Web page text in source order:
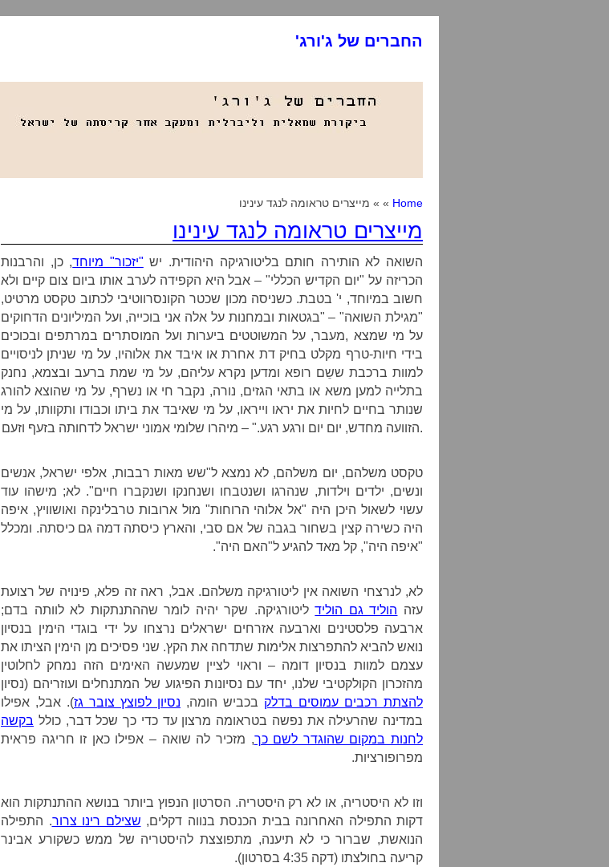
החברים של ג'ורג'
Home » » מייצרים טראומה לנגד עינינו
מייצרים טראומה לנגד עינינו
השואה לא הותירה חותם בליטורגיקה היהודית. יש "יזכור" מיוחד, כן, והרבנות
הכריזה על "יום הקדיש הכללי" – אבל היא הקפידה לערב אותו ביום צום קיים ולא
חשוב במיוחד, י' בטבת. כשניסה מכון שכטר הקונסרווטיבי לכתוב טקסט מרטיט,
"מגילת השואה" – "
על אלה אני בוכייה, ועל המיליונים הדחוקים בגטאות ובמחנות
מעבר, על המשוטטים ביערות ועל המוסתרים במרתפים ובכוכים, על מי שמצא
מקלט בחיק דת אחרת או איבד את אלוהיו, על מי שניתן לניסויים בידי חיות-טרף
ששֵם רופא ומדען נקרא עליהם, על מי שמת ברעב ובצמא, נחנק למוות ברכבת
משא או בתאי הגזים, נורה, נקבר חי או נשרף, על מי שהוצא להורג בתלייה למען
יראו וייראו, על מי שאיבד את ביתו וכבודו ותקוותו, על מי שנותר בחיים לחיות את
הזוועה מחדש, יום יום ורגע רגע." – מיהרו שלומי אמוני ישראל לדחותה בזעף וזעם.
טקסט משלהם, יום משלהם, לא נמצא ל"שש מאות רבבות, אלפי ישראל, אנשים
ונשים, ילדים וילדות, שנהרגו ושנטבחו ושנחנקו ושנקברו חיים". לא; מישהו עוד
עשוי לשאול היכן היה "אל אלוהי הרוחות" מול ארובות טרבלינקה ואושוויץ, איפה
היה כשירה קצין בשחור בגבה של אם סבי, והארץ כיסתה דמה גם כיסתה. ומכלל
"איפה היה", קל מאד להגיע ל"האם היה".
לא, לנרצחי השואה אין ליטורגיקה משלהם. אבל, ראה זה פלא, פינויה של רצועת
עזה הוליד גם הולידליטורגיקה. שקר יהיה לומר שההתנתקות לא לוותה בדם;
ארבעה פלסטינים וארבעה אזרחים ישראלים נרצחו על ידי בוגדי הימין בנסיון
נואש להביא להתפרצות אלימות שתדחה את הקץ. שני פסיכים מן הימין הציתו את
עצמם למוות בנסיון דומה – וראוי לציין שמעשה האימים הזה נמחק לחלוטין
מהזכרון הקולקטיבי שלנו, יחד עם נסיונות הפיגוע של המתנחלים ועוזריהם (נסיון
להצתת רכבים עמוסים בדלק בכביש הומה, נסיון לפוצץ צובר גז). אבל, אפילו
במדינה שהרעילה את נפשה בטראומה מרצון עד כדי כך שכל דבר, כולל בקשה
לחנות במקום שהוגדר לשם כך, מזכיר לה שואה – אפילו כאן זו חריגה פראית
מפרופורציות.
וזו לא היסטריה, או לא רק היסטריה. הסרטון הנפוץ ביותר בנושא ההתנתקות הוא
דקות התפילה האחרונה בבית הכנסת בנווה דקלים, שצילם רינו צרור. התפילה
הנואשת, שברור כי לא תיענה, מתפוצצת להיסטריה של ממש כשקורע אבינר
קריעה בחולצתו (דקה 4:35 בסרטון).